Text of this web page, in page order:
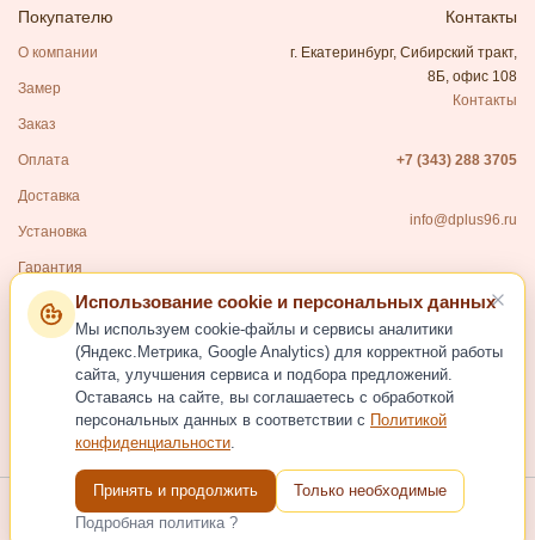
Покупателю
О компании
Замер
Заказ
Оплата
Доставка
Установка
Гарантия
Контакты
г. Екатеринбург, Сибирский тракт,
8Б, офис 108
Контакты
+7 (343) 288 3705
info@dplus96.ru
Каталог
Входные двери
Межкомнатные двери
Фурнитура для дверей
Использование cookie и персональных данных
Мы используем cookie-файлы и сервисы аналитики
(Яндекс.Метрика, Google Analytics) для корректной работы
сайта, улучшения сервиса и подбора предложений.
Оставаясь на сайте, вы соглашаетесь с обработкой
персональных данных в соответствии с
Политикой
конфиденциальности.
Принять и продолжить
Только необходимые
Подробная политика ?